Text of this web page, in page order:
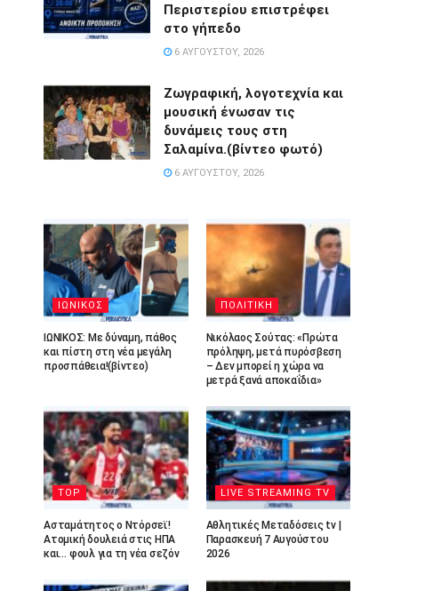
Περιστερίου επιστρέφει
στο γήπεδο
6 ΑΥΓΟΎΣΤΟΥ, 2026
Ζωγραφική, λογοτεχνία και
μουσική ένωσαν τις
δυνάμεις τους στη
Σαλαμίνα.(βίντεο φωτό)
6 ΑΥΓΟΎΣΤΟΥ, 2026
ΙΩΝΙΚΟΣ
ΙΩΝΙΚΟΣ: Με δύναμη, πάθος
και πίστη στη νέα μεγάλη
προσπάθεια!(βίντεο)
ΠΟΛΙΤΙΚΗ
Νικόλαος Σούτας: «Πρώτα
πρόληψη, μετά πυρόσβεση
– Δεν μπορεί η χώρα να
μετρά ξανά αποκαΐδια»
TOP
Ασταμάτητος ο Ντόρσεϊ!
Ατομική δουλειά στις ΗΠΑ
και… φουλ για τη νέα σεζόν
LIVE STREAMING TV
Αθλητικές Μεταδόσεις tv |
Παρασκευή 7 Αυγούστου
2026